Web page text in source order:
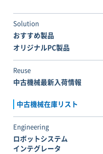
Solution
おすすめ製品
オリジナルPC製品
Reuse
中古機械最新入荷情報
中古機械在庫リスト
Engineering
ロボットシステム
インテグレータ